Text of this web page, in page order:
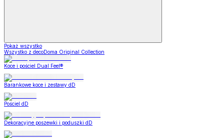
Pokaż wszystko
Wszystko z decoDoma Original Collection
Koce i pościel Dual Feel®
Barankowe koce i zestawy dD
Pościel dD
Dekoracyjne poszewki i poduszki dD